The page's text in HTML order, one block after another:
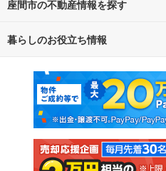
路線・駅から探す
通勤・通学時間から探す
座間市の不動産情報を探す
不動産・住宅
新築マンション
新築一戸建て
注文住宅
暮らしのお役立ち情報
マンションカタログ